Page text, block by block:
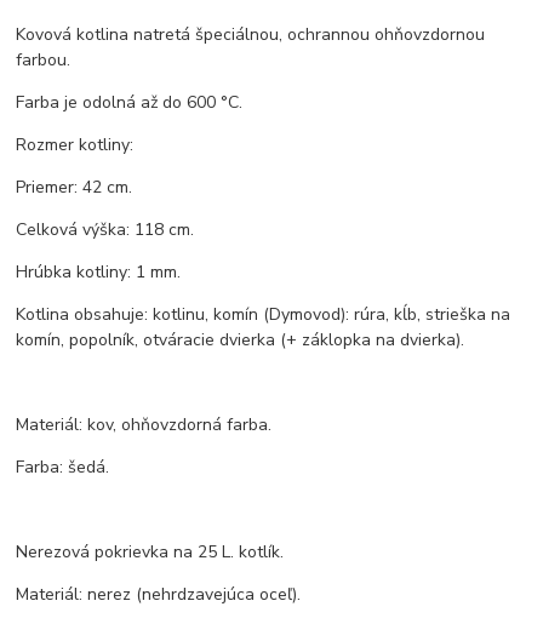
Kovová kotlina natretá špeciálnou, ochrannou ohňovzdornou
farbou.
Farba je odolná až do 600 °C.
Rozmer kotliny:
Priemer: 42 cm.
Celková výška: 118 cm.
Hrúbka kotliny: 1 mm.
Kotlina obsahuje: kotlinu, komín (Dymovod): rúra, kĺb, strieška na
komín, popolník, otváracie dvierka (+ záklopka na dvierka).
Materiál: kov, ohňovzdorná farba.
Farba: šedá.
Nerezová pokrievka na 25 L. kotlík.
Materiál: nerez (nehrdzavejúca oceľ).